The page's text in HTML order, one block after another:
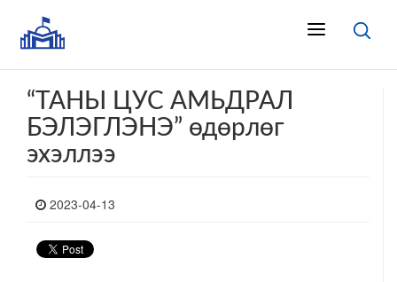
“ТАНЫ ЦУС АМЬДРАЛ
БЭЛЭГЛЭНЭ” өдөрлөг
эхэллээ
2023-04-13